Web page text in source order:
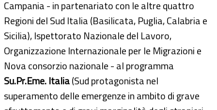
Campania - in partenariato con le altre quattro
Regioni del Sud Italia (Basilicata, Puglia, Calabria e
Sicilia), Ispettorato Nazionale del Lavoro,
Organizzazione Internazionale per le Migrazioni e
Nova consorzio nazionale - al programma
Su.Pr.Eme. Italia(Sud protagonista nel
superamento delle emergenze in ambito di grave